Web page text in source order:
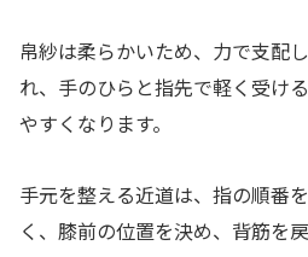
帛紗は柔らかいため、力で支配
れ、手のひらと指先で軽く受け
やすくなります。
手元を整える近道は、指の順番
く、膝前の位置を決め、背筋を